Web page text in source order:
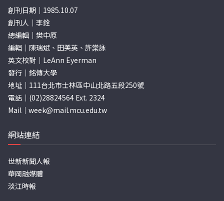
創刊日期｜1985.10.07
創刊人｜李銓
總編輯｜樊中原
編輯｜陳瑞斌、田美英、許棠詠
英文校對｜LeAnn Eyerman
發行｜銘傳大學
地址｜111台北市士林區中山北路五段250號
電話｜(02)28824564 Ext. 2324
Mail｜ week@mail.mcu.edu.tw
網站連結
世新新聞人報
華岡融媒體
淡江時報